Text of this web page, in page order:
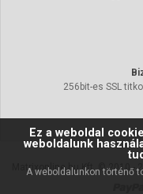
256bit-es SSL
Matrixonline.hu Kft. © 2010 -
Ez a weboldal
weboldalunk
A weboldalunkon történő